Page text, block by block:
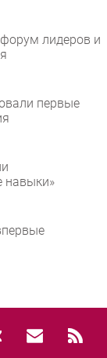
лидеров и
первые
навыки»